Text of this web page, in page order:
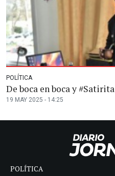
POLÍTICA
De boca en boca y #Satirita
19 MAY 2025 - 14:25
POLÍTICA